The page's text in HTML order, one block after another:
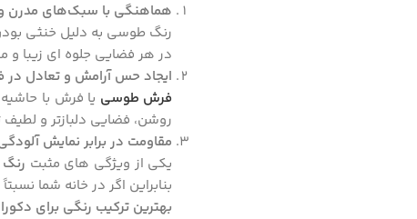
هماهنگی با سبک‌های مدرن
رنگ طوسی به دلیل خنثی
در هر فضایی جلوه ‌ای زیبا و
ایجاد حس آرامش و تعادل در
فرش طوسی یا فرش با
روشن، فضایی دلبازتر و
مقاومت در برابر نمایش
یکی از ویژگی‌ های مثبت
بنابراین اگر در خانه شما
بهترین ترکیب رنگی برای